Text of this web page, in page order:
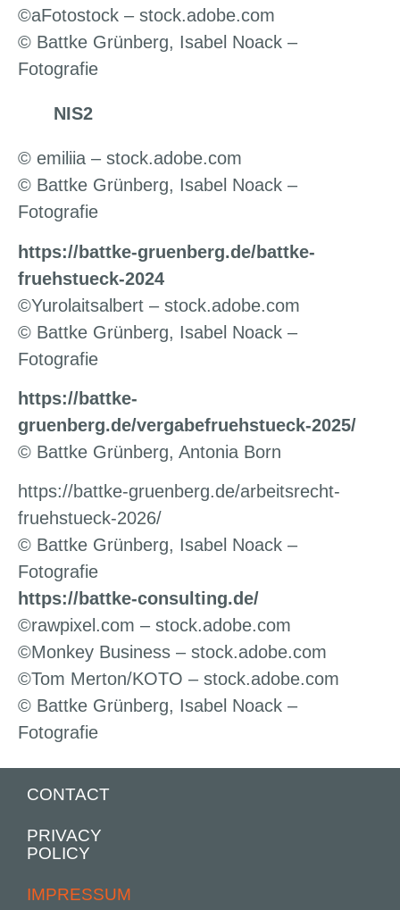
©aFotostock – stock.adobe.com
© Battke Grünberg, Isabel Noack –
Fotografie
NIS2
© emiliia – stock.adobe.com
© Battke Grünberg, Isabel Noack –
Fotografie
https://battke-gruenberg.de/battke-
fruehstueck-2024
©Yurolaitsalbert – stock.adobe.com
© Battke Grünberg, Isabel Noack –
Fotografie
https://battke-
gruenberg.de/vergabefruehstueck-2025/
© Battke Grünberg, Antonia Born
https://battke-gruenberg.de/arbeitsrecht-
fruehstueck-2026/
© Battke Grünberg, Isabel Noack –
Fotografie
https://battke-consulting.de/
©rawpixel.com – stock.adobe.com
©Monkey Business – stock.adobe.com
©Tom Merton/KOTO – stock.adobe.com
© Battke Grünberg, Isabel Noack –
Fotografie
CONTACT
PRIVACY
POLICY
IMPRESSUM